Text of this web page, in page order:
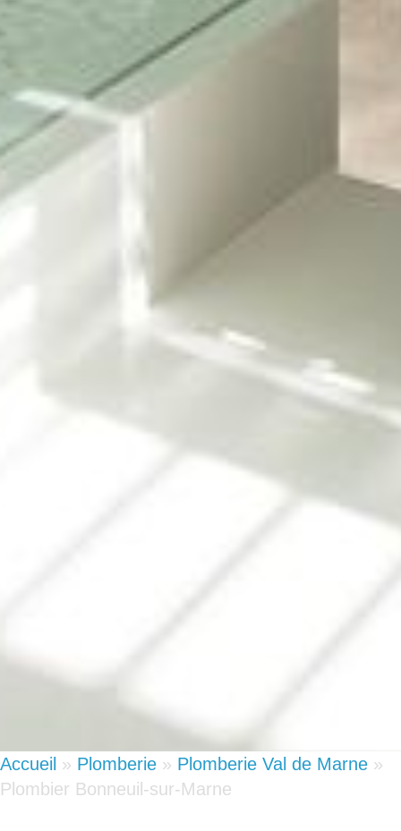
Accueil » Plomberie » Plomberie Val de Marne »
Plombier Bonneuil-sur-Marne